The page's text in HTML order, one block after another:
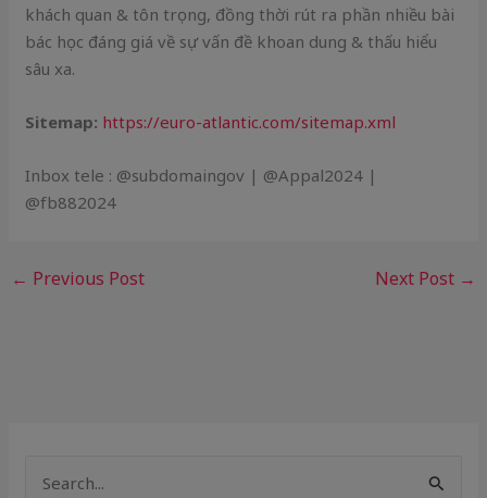
khách quan & tôn trọng, đồng thời rút ra phần nhiều bài
bác học đáng giá về sự vấn đề khoan dung & thấu hiểu
sâu xa.
Sitemap: https://euro-atlantic.com/sitemap.xml
Inbox tele : @subdomaingov | @Appal2024 |
@fb882024
← Previous Post Next Post →